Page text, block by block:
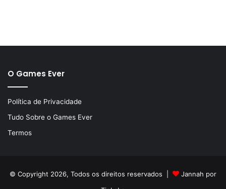
O Games Ever
Política de Privacidade
Tudo Sobre o Games Ever
Termos
© Copyright 2026, Todos os direitos reservados |
Jannah por